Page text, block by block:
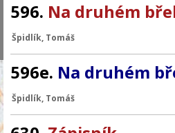
596. Na druhém
Špidlík, Tomáš
596e. Na druhém
Špidlík, Tomáš